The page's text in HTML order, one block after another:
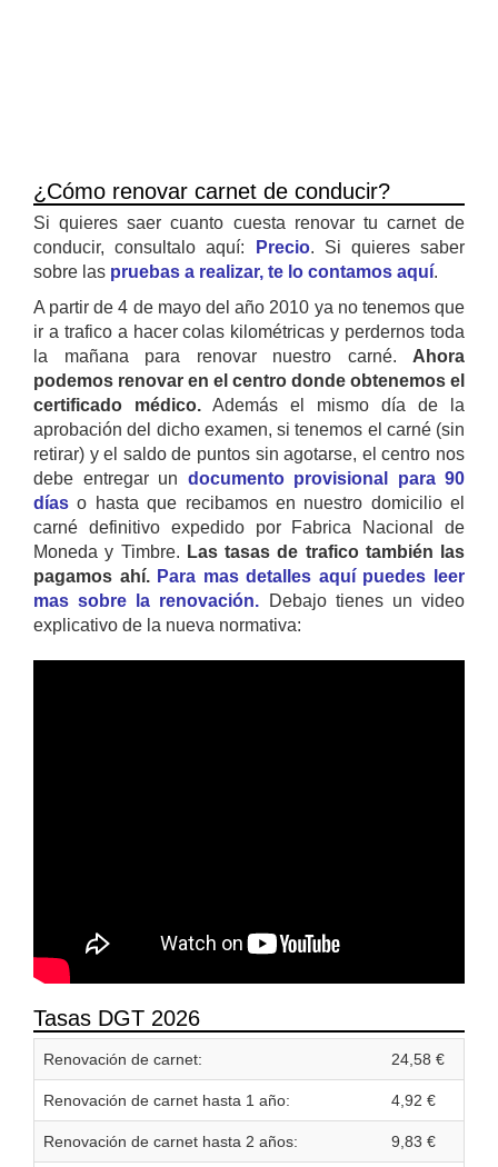
¿Cómo renovar carnet de conducir?
Si quieres saer cuanto cuesta renovar tu carnet de
conducir, consultalo aquí:
Precio. Si quieres saber
sobre las pruebas a realizar, te lo contamos aquí.
A partir de 4 de mayo del año 2010 ya no tenemos que
ir a trafico a hacer colas kilométricas y perdernos toda
la mañana para renovar nuestro carné. Ahora
podemos renovar en el centro donde obtenemos el
certificado médico. Además el mismo día de la
aprobación del dicho examen, si tenemos el carné (sin
retirar) y el saldo de puntos sin agotarse, el centro nos
debe entregar un documento provisional para 90
días o hasta que recibamos en nuestro domicilio el
carné definitivo expedido por Fabrica Nacional de
Moneda y Timbre. Las tasas de trafico también las
pagamos ahí. Para mas detalles aquí puedes leer
mas sobre la renovación. Debajo tienes un video
explicativo de la nueva normativa:
Tasas DGT 2026
Renovación de carnet: 24,58 €
Renovación de carnet hasta 1 año: 4,92 €
Renovación de carnet hasta 2 años: 9,83 €